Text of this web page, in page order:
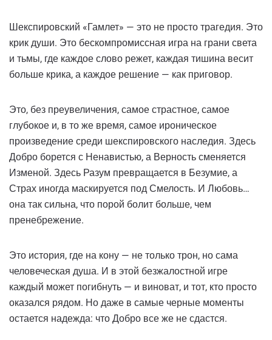
Шекспировский «Гамлет» — это не просто трагедия. Это
крик души. Это бескомпромиссная игра на грани света
и тьмы, где каждое слово режет, каждая тишина весит
больше крика, а каждое решение — как приговор.
Это, без преувеличения, самое страстное, самое
глубокое и, в то же время, самое ироническое
произведение среди шекспировского наследия. Здесь
Добро борется с Ненавистью, а Верность сменяется
Изменой. Здесь Разум превращается в Безумие, а
Страх иногда маскируется под Смелость. И Любовь…
она так сильна, что порой болит больше, чем
пренебрежение.
Это история, где на кону — не только трон, но сама
человеческая душа. И в этой безжалостной игре
каждый может погибнуть — и виноват, и тот, кто просто
оказался рядом. Но даже в самые черные моменты
остается надежда: что Добро все же не сдастся.